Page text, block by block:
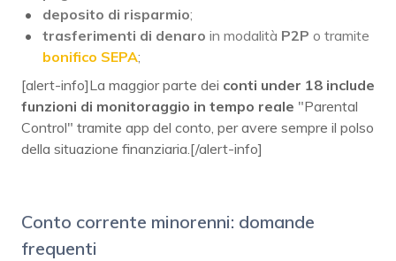
deposito di risparmio;
trasferimenti di denaro in modalità P2P o tramite
bonifico SEPA;
[alert-info]La maggior parte dei conti under 18 include
funzioni di monitoraggio in tempo reale "Parental
Control" tramite app del conto, per avere sempre il polso
della situazione finanziaria.[/alert-info]
Conto corrente minorenni: domande
frequenti